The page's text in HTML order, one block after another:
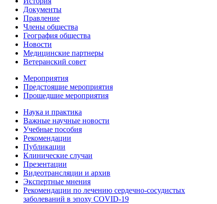
Документы
Правление
Члены общества
География общества
Новости
Медицинские партнеры
Ветеранский совет
Мероприятия
Предстоящие мероприятия
Прошедшие мероприятия
Наука и практика
Важные научные новости
Учебные пособия
Рекомендации
Публикации
Клинические случаи
Презентации
Видеотрансляции и архив
Экспертные мнения
Рекомендации по лечению сердечно-сосудистых
заболеваний в эпоху COVID-19